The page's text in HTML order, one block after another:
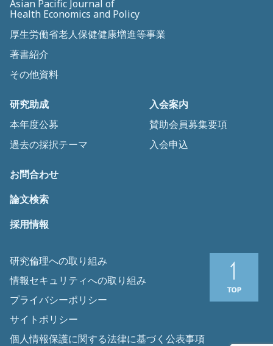
Asian Pacific Journal of
Health Economics and Policy
厚生労働省老人保健健康増進等事業
著書紹介
その他資料
研究助成
本年度公募
過去の採択テーマ
入会案内
賛助会員募集要項
入会申込
お問合わせ
論文検索
採用情報
研究倫理への取り組み
情報セキュリティへの取り組み
プライバシーポリシー
サイトポリシー
個人情報保護に関する法律に基づく公表事項